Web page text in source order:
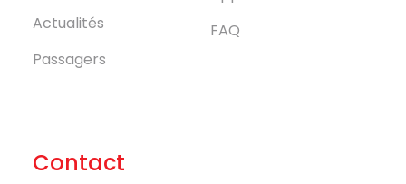
Actualités
Passagers
FAQ
Contact